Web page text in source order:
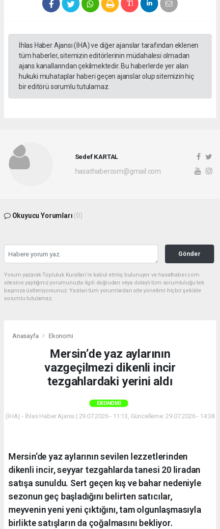
İhlas Haber Ajansı (İHA) ve diğer ajanslar tarafından eklenen
tüm haberler, sitemizin editörlerinin müdahalesi olmadan
ajans kanallarından çekilmektedir. Bu haberlerde yer alan
hukuki muhataplar haberi geçen ajanslar olup sitemizin hiç
bir editörü sorumlu tutulamaz.
Sedef KARTAL
hasathabercom@gmail.com
Okuyucu Yorumları (0)
Gönder
Yorum yazarak Topluluk Kuralları’nı kabul etmiş bulunuyor ve hasathaber.com
sitesine yaptığınız yorumunuzla ilgili doğrudan veya dolaylı tüm sorumluluğu tek
başınıza üstleniyorsunuz. Yazılan tüm yorumlardan site yönetimi hiçbir şekilde
sorumlu tutulamaz.
Anasayfa Ekonomi
Mersin’de yaz aylarının
vazgeçilmezi dikenli incir
tezgahlardaki yerini aldı
EKONOMI
(İHA) - İhlas Haber Ajansı | 29.07.2026 - 11:13, Güncelleme: 29.07.2026 - 14:38
Mersin’de yaz aylarının sevilen lezzetlerinden
dikenli incir, seyyar tezgahlarda tanesi 20 liradan
satışa sunuldu. Sert geçen kış ve bahar nedeniyle
sezonun geç başladığını belirten satıcılar,
meyvenin yeni yeni çıktığını, tam olgunlaşmasıyla
birlikte satışların da çoğalmasını bekliyor.